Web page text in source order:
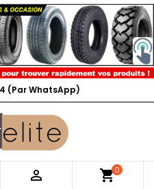
(Par WhatsApp)
 shopping_cart0